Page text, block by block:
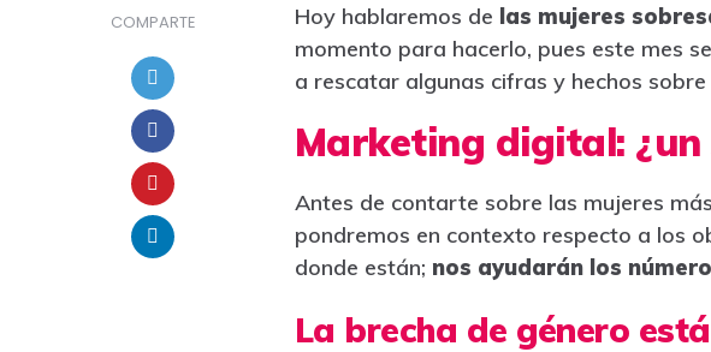
COMPARTE Hoy hablaremos de las mujeres
momento para hacerlo, pues este mes
a rescatar algunas cifras y hechos
Marketing digital:
Antes de contarte sobre las mujeres
pondremos en contexto respecto a los
donde están; nos ayudarán los
La brecha de género